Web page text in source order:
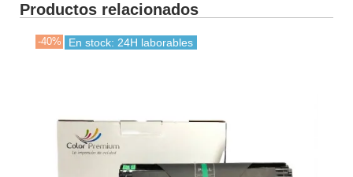
Productos relacionados
-40% En stock: 24H laborables